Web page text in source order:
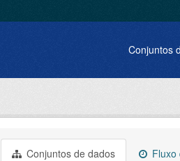
Conjuntos
Conjuntos de dados Fluxo